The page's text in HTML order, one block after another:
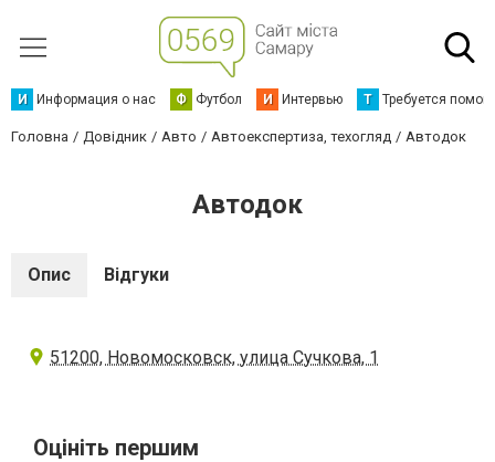
И Информация о нас Ф Футбол И Интервью Т Требуется
Головна Довідник Авто Автоекспертиза, техогляд Автодок
Автодок
Опис Відгуки
51200, Новомосковск, улица Сучкова, 1
Оцініть першим